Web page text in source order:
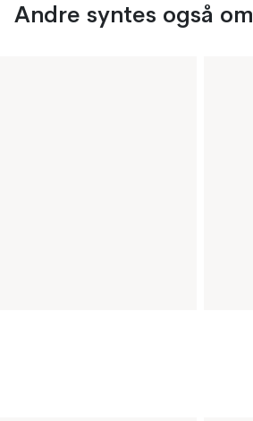
Andre syntes også om